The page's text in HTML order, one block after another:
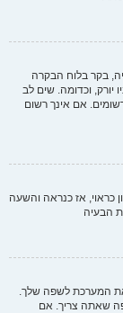
בקר בלוח הבקרה
יורק, וכדומה. שים לב
אם אינך רשום
כראוי, אז כנראה והשעה
הבעיה
המערכת לשפה שלך.
שאתה צריך. אם